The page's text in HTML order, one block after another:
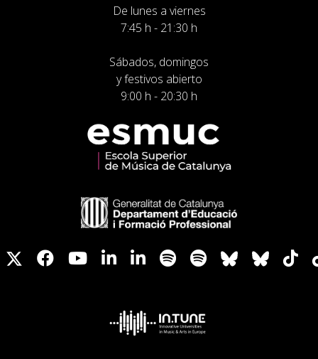
De lunes a viernes
7:45 h - 21:30 h
Sábados, domingos
y festivos abierto
9:00 h - 20:30 h